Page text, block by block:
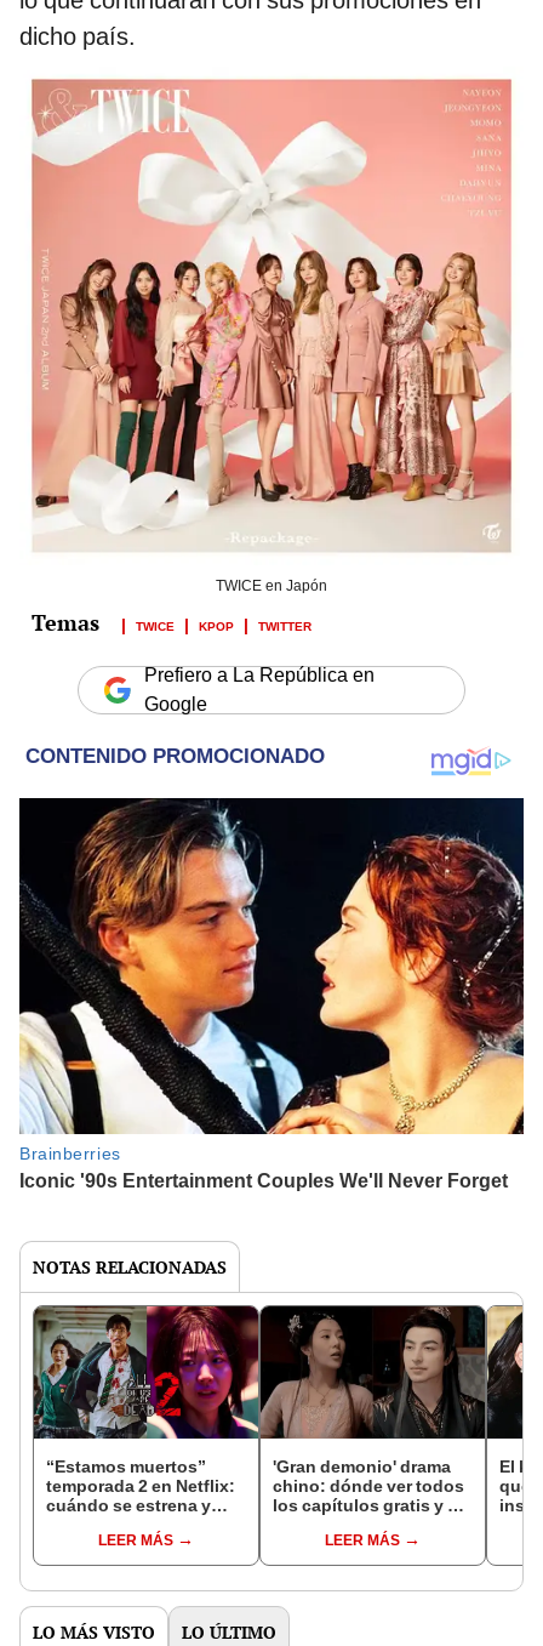
dicho país.
TWICE en Japón
TWICE KPOP TWITTER
Prefiero a La República en
Google
NOTAS RELACIONADAS
“Estamos muertos”
temporada 2 en Netflix:
cuándo se estrena y
temporadaLEER MÁS
'Gran demonio' drama
chino: dónde ver todos
los capítulos gratis y en
LEER MÁS
El k-
que
LO MÁS VISTO LO ÚLTIMO